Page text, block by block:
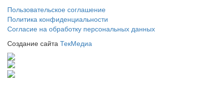
Пользовательское соглашение
Политика конфиденциальности
Согласие на обработку персональных данных
Создание сайта ТекМедиа